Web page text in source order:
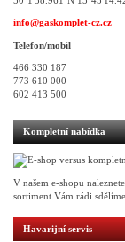
info@gaskomplet-cz.cz
Telefon/mobil
466 330 187
773 610 000
602 413 500
Kompletní nabídka
V našem e-shopu naleznete
sortiment Vám rádi
Havarijní servis